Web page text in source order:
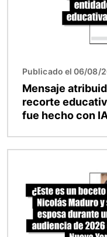
Publicado el 06/08/
Mensaje
recorte
fue hecho con